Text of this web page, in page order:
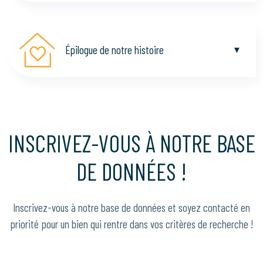
Épilogue de notre histoire
INSCRIVEZ-VOUS À NOTRE BASE
DE DONNÉES !
Inscrivez-vous à notre base de données et soyez contacté en
priorité pour un bien qui rentre dans vos critères de recherche !